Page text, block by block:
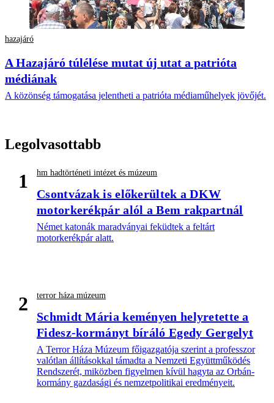
hazajáró
A Hazajáró túlélése mutat új utat a patrióta
médiának
A közönség támogatása jelentheti a patrióta médiaműhelyek jövőjét.
Legolvasottabb
1 hm hadtörténeti intézet és múzeum
Csontvázak is előkerültek a DKW
motorkerékpár alól a Bem rakpartnál
Német katonák maradványai feküdtek a feltárt
motorkerékpár alatt.
2 terror háza múzeum
Schmidt Mária keményen helyretette a
Fidesz-kormányt bíráló Egedy Gergelyt
A Terror Háza Múzeum főigazgatója szerint a professzor
valótlan állításokkal támadta a Nemzeti Együttműködés
Rendszerét, miközben figyelmen kívül hagyta az Orbán-
kormány gazdasági és nemzetpolitikai eredményeit.